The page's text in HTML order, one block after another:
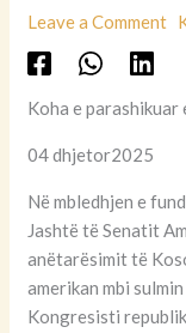
Leave a Comment
Koha e
04 dhjetor2025
Në mbledhjen e
Jashtë të Senatit
anëtarësimit të
amerikan mbi
Kongresisti